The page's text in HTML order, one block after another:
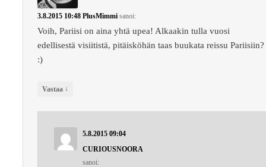
3.8.2015 10:48 PlusMimmi sanoi:
Voih, Pariisi on aina yhtä upea! Alkaakin tulla vuosi
edellisestä visiitistä, pitäisköhän taas buukata reissu Pariisiin?
:)
Vastaa ↓
5.8.2015 09:04
CURIOUSNOORA
sanoi: